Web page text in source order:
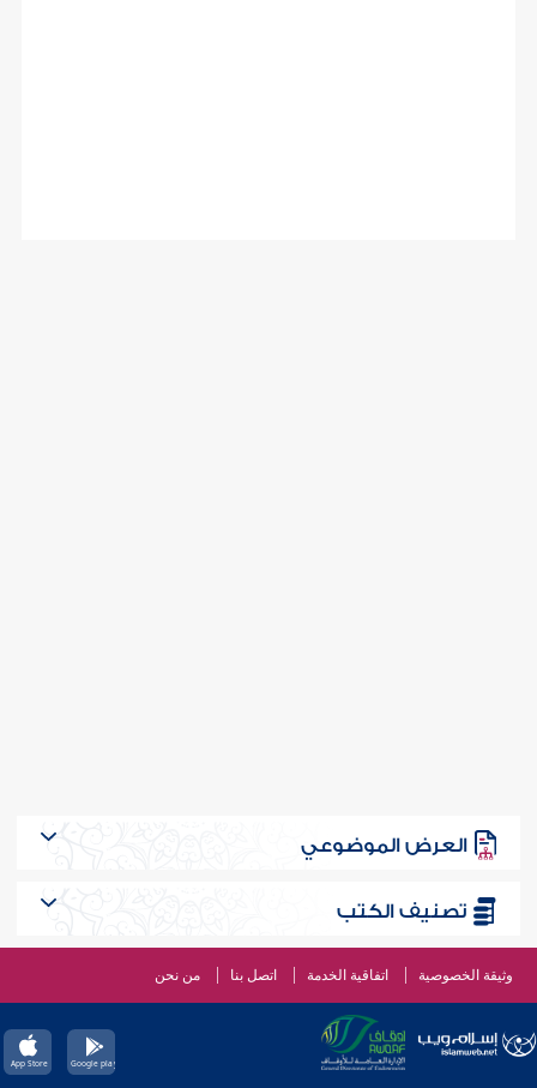
العرض الموضوعي
تصنيف الكتب
وثيقة الخصوصية اتفاقية الخدمة اتصل بنا من نحن